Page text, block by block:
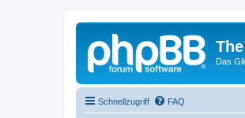
Das
Schnellzugriff FAQ